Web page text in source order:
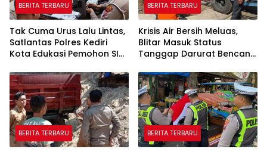
BERITA TERBARU
Tak Cuma Urus Lalu Lintas,
Satlantas Polres Kediri
Kota Edukasi Pemohon SIM
Pelatihan AI
BERITA TERBARU
Krisis Air Bersih Meluas,
Blitar Masuk Status
Tanggap Darurat Bencana
BERITA TERBARU BERITA TERBARU